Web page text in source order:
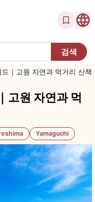
｜고원 자연과 먹거리 산책
고원 자연과 먹
Yamaguchi